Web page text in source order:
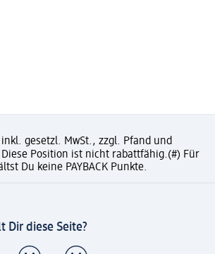
gesetzl. MwSt., zzgl. Pfand und
Diese Position ist nicht rabattfähig.(#) Für
Du keine PAYBACK Punkte.
Dir diese Seite?